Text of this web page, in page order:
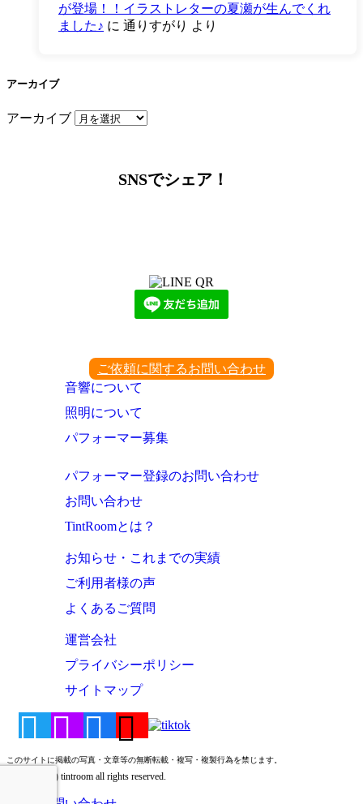
が登場！！イラストレターの夏瀬が生んでくれ
ました♪ に 通りすがり より
アーカイブ
アーカイブ
SNSでシェア！
ご依頼に関するお問い合わせ
音響について
照明について
パフォーマー募集
パフォーマー登録のお問い合わせ
お問い合わせ
TintRoomとは？
お知らせ・これまでの実績
ご利用者様の声
よくあるご質問
運営会社
プライバシーポリシー
サイトマップ
このサイトに掲載の写真・文章等の無断転載・複写・複製行為を禁じます。
Copyright (c) tintroom all rights reserved.